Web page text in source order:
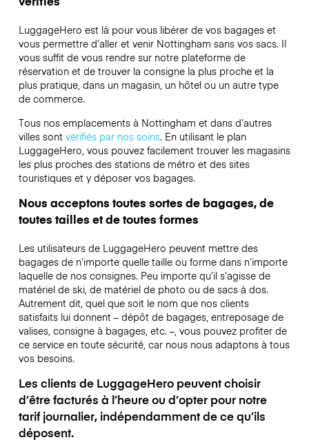
LuggageHero est là pour vous libérer de vos bagages et
vous permettre d’aller et venir Nottingham sans vos sacs. Il
vous suffit de vous rendre sur notre plateforme de
réservation et de trouver la consigne la plus proche et la
plus pratique, dans un magasin, un hôtel ou un autre type
de commerce.
Tous nos emplacements à Nottingham et dans d’autres
villes sont vérifiés par nos soins. En utilisant le plan
LuggageHero, vous pouvez facilement trouver les magasins
les plus proches des stations de métro et des sites
touristiques et y déposer vos bagages.
Nous acceptons toutes sortes de bagages, de
toutes tailles et de toutes formes
Les utilisateurs de LuggageHero peuvent mettre des
bagages de n’importe quelle taille ou forme dans n’importe
laquelle de nos consignes. Peu importe qu’il s’agisse de
matériel de ski, de matériel de photo ou de sacs à dos.
Autrement dit, quel que soit le nom que nos clients
satisfaits lui donnent – dépôt de bagages, entreposage de
valises, consigne à bagages, etc. –, vous pouvez profiter de
ce service en toute sécurité, car nous nous adaptons à tous
vos besoins.
Les clients de LuggageHero peuvent choisir
d’être facturés à l’heure ou d’opter pour notre
tarif journalier, indépendamment de ce qu’ils
déposent.